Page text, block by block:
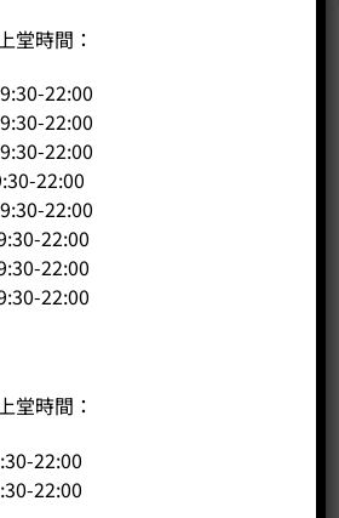
堂時間：
22:00
22:00
22:00
22:00
22:00
22:00
22:00
22:00
堂時間：
22:00
22:00